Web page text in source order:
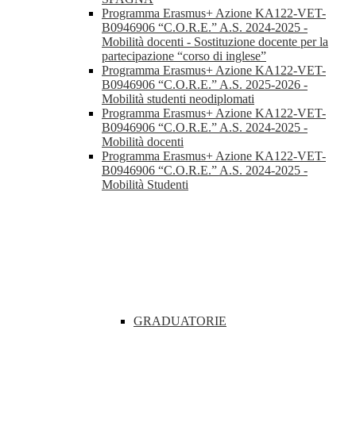
Programma Erasmus+ Azione KA122-VET-
B0946906 “C.O.R.E.” A.S. 2024-2025 -
Mobilità docenti - Sostituzione docente per la
partecipazione “corso di inglese”
Programma Erasmus+ Azione KA122-VET-
B0946906 “C.O.R.E.” A.S. 2025-2026 -
Mobilità studenti neodiplomati
Programma Erasmus+ Azione KA122-VET-
B0946906 “C.O.R.E.” A.S. 2024-2025 -
Mobilità docenti
Programma Erasmus+ Azione KA122-VET-
B0946906 “C.O.R.E.” A.S. 2024-2025 -
Mobilità Studenti
GRADUATORIE